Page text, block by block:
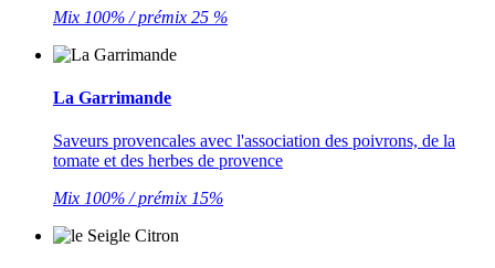
Mix 100% / prémix 25 %
La Garrimande
Saveurs provencales avec l'association des poivrons, de la
tomate et des herbes de provence
Mix 100% / prémix 15%